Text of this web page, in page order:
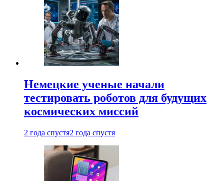
Немецкие ученые начали
тестировать роботов для будущих
космических миссий
2 года спустя2 года спустя